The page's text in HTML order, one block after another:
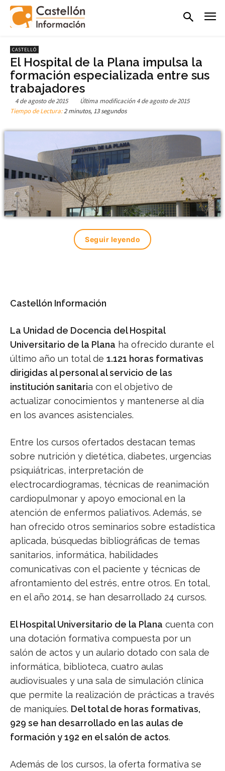
CASTELLÓ
El Hospital de la Plana impulsa la
formación especializada entre sus
trabajadores
4 de agosto de 2015 Última modificación 4 de agosto de 2015
Tiempo de Lectura:2 minutos, 13 segundos
Seguir leyendo
Castellón Información
La Unidad de Docencia del Hospital
Universitario de la Plana ha ofrecido durante el
último año un total de 1.121 horas formativas
dirigidas al personal al servicio de las
institución sanitaria con el objetivo de
actualizar conocimientos y mantenerse al día
en los avances asistenciales.
Entre los cursos ofertados destacan temas
sobre nutrición y dietética, diabetes, urgencias
psiquiátricas, interpretación de
electrocardiogramas, técnicas de reanimación
cardiopulmonar y apoyo emocional en la
atención de enfermos paliativos. Además, se
han ofrecido otros seminarios sobre estadística
aplicada, búsquedas bibliográficas de temas
sanitarios, informática, habilidades
comunicativas con el paciente y técnicas de
afrontamiento del estrés, entre otros. En total,
en el año 2014, se han desarrollado 24 cursos.
El Hospital Universitario de la Plana cuenta con
una dotación formativa compuesta por un
salón de actos y un aulario dotado con sala de
informática, biblioteca, cuatro aulas
audiovisuales y una sala de simulación clínica
que permite la realización de prácticas a través
de maniquíes. Del total de horas formativas,
929 se han desarrollado en las aulas de
formación y 192 en el salón de actos.
Además de los cursos, la oferta formativa se